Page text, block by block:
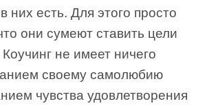
них есть. Для этого просто
они сумеют ставить цели
не имеет ничего
своему самолюбию
чувства удовлетворения